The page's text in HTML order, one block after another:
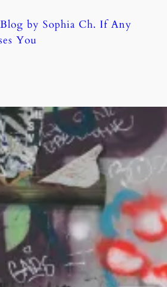
by Sophia Ch. If Any
You